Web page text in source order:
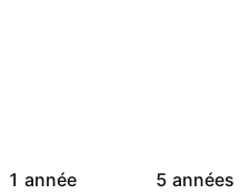
1 année
5 années